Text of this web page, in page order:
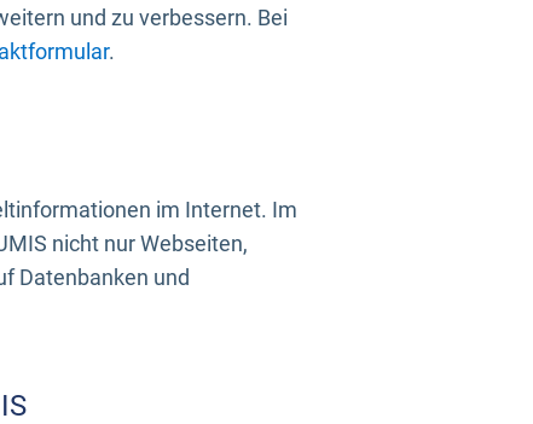
und zu verbessern. Bei
.
im Internet. Im
nicht nur Webseiten,
Datenbanken und